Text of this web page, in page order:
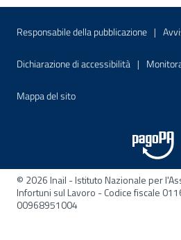
Menu di servizio
Responsabile della pubblicazione Sito
Dichiarazione di accessibilità Sito
Mappa del sitoSito interno - Apre nella
© 2026 Inail - Istituto Nazionale per
Infortuni sul Lavoro - Codice fiscale
00968951004